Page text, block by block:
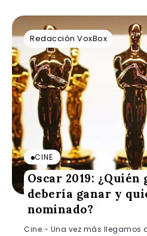
Redacción VoxBox
CINE
Oscar 2019:
debería ganar y
nominado?
Cine.- Una vez más llegamos